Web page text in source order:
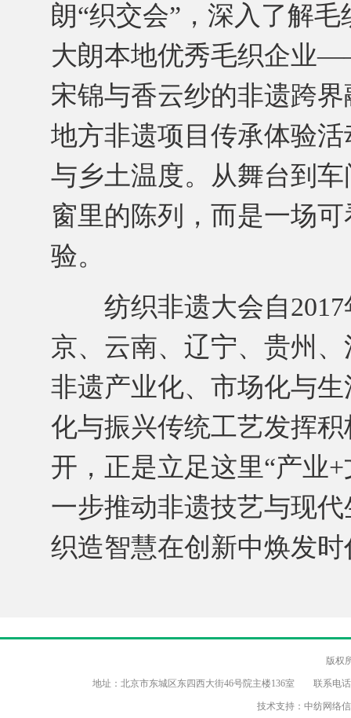
朗“织交会”，深入了解
大朗本地优秀毛织企业
宋锦与香云纱的非遗跨
地方非遗项目传承体验
与乡土温度。从舞台到
窗里的陈列，而是一场
验。
纺织非遗大会自2017
京、云南、辽宁、贵州
非遗产业化、市场化与
化与振兴传统工艺发挥
开，正是立足这里“产业
一步推动非遗技艺与现
织造智慧在创新中焕发
版权
地址：北京市东城区东四西大街46号院主楼136室 联系电
技术支持：中纺网络